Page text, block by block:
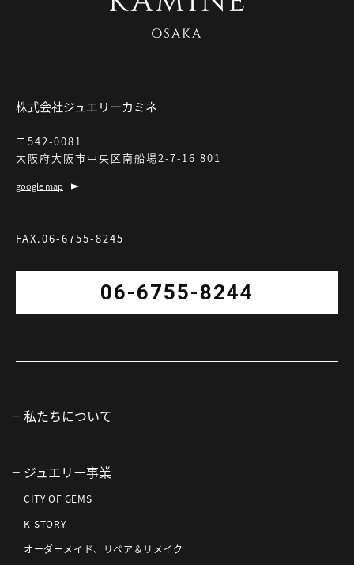
株式会社ジュエリーカミネ
〒542-0081
大阪府大阪市中央区南船場2-7-16 801
google map
FAX.06-6755-8245
06-6755-8244
私たちについて
ジュエリー事業
CITY OF GEMS
K-STORY
オーダーメイド、リペア＆リメイク